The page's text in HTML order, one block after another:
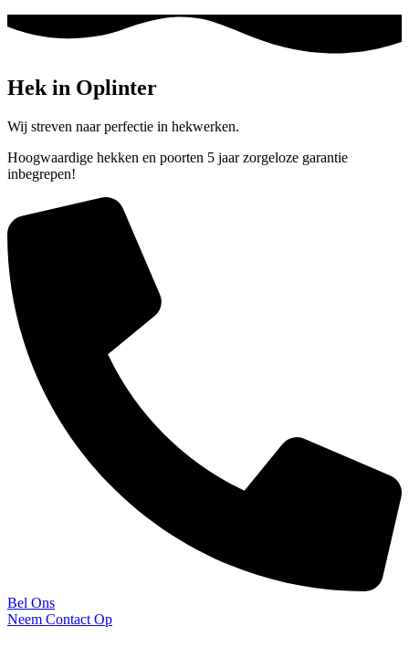
Hek in Oplinter
Wij streven naar perfectie in hekwerken.
Hoogwaardige hekken en poorten 5 jaar zorgeloze garantie
inbegrepen!
Bel Ons
Neem Contact Op